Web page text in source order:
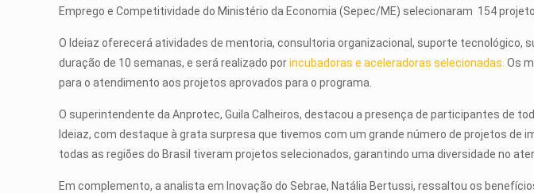
Emprego e Competitividade do Ministério da Economia (Sepec/ME) selecionaram 154
O Ideiaz oferecerá atividades de mentoria, consultoria organizacional, suporte tecnológico,
duração de 10 semanas, e será realizado porincubadoras e aceleradoras selecionadas. Os
para o atendimento aos projetos aprovados para o programa.
O superintendente da Anprotec, Guila Calheiros, destacou a presença de participantes de
Ideiaz, com destaque à grata surpresa que tivemos com um grande número de projetos
todas as regiões do Brasil tiveram projetos selecionados, garantindo uma diversidade no
Em complemento, a analista em Inovação do Sebrae, Natália Bertussi, ressaltou os